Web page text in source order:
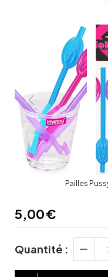
Pailles
5,00€
Quantité :